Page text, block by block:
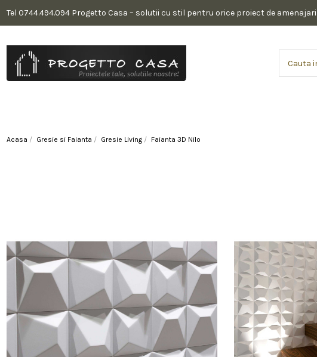
Tel 0744.494.094 Progetto Casa – solutii cu stil pentru orice proiect de
Acasa Gresie si Faianta Gresie Living Faianta 3D Nilo